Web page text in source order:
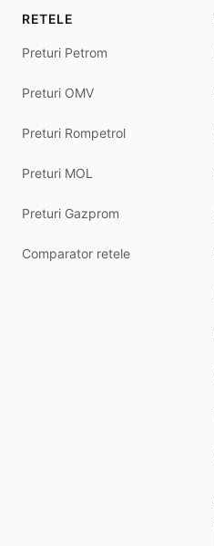
RETELE
Preturi Petrom
Preturi OMV
Preturi Rompetrol
Preturi MOL
Preturi Gazprom
Comparator retele